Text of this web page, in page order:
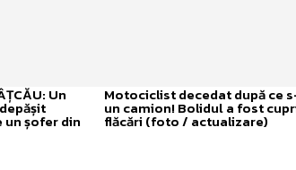
Un
șofer din
Motociclist decedat după ce
un camion! Bolidul a fost
flăcări (foto / actualizare)